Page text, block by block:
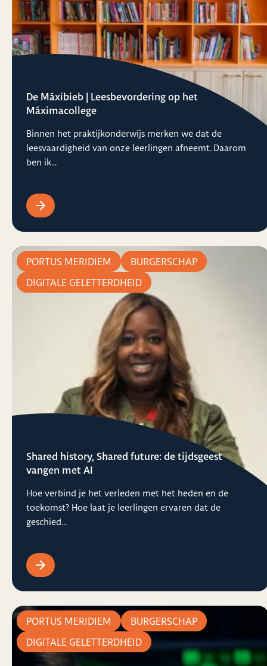
De Máxibieb | Leesbevordering op het
Máximacollege
Binnen het praktijkonderwijs merken we dat de
leesvaardigheid van onze leerlingen afneemt. Daarom
ben ik...
Shared history, Shared future: de tijdsgeest
vangen met AI
Hoe verbind je het verleden met het heden en de
toekomst? Hoe laat je leerlingen ervaren dat de
geschied...
PORTUS MERIDIEM
BURGERSCHAP
DIGITALE GELETTERDHEID
PORTUS MERIDIEM
BURGERSCHAP
DIGITALE GELETTERDHEID